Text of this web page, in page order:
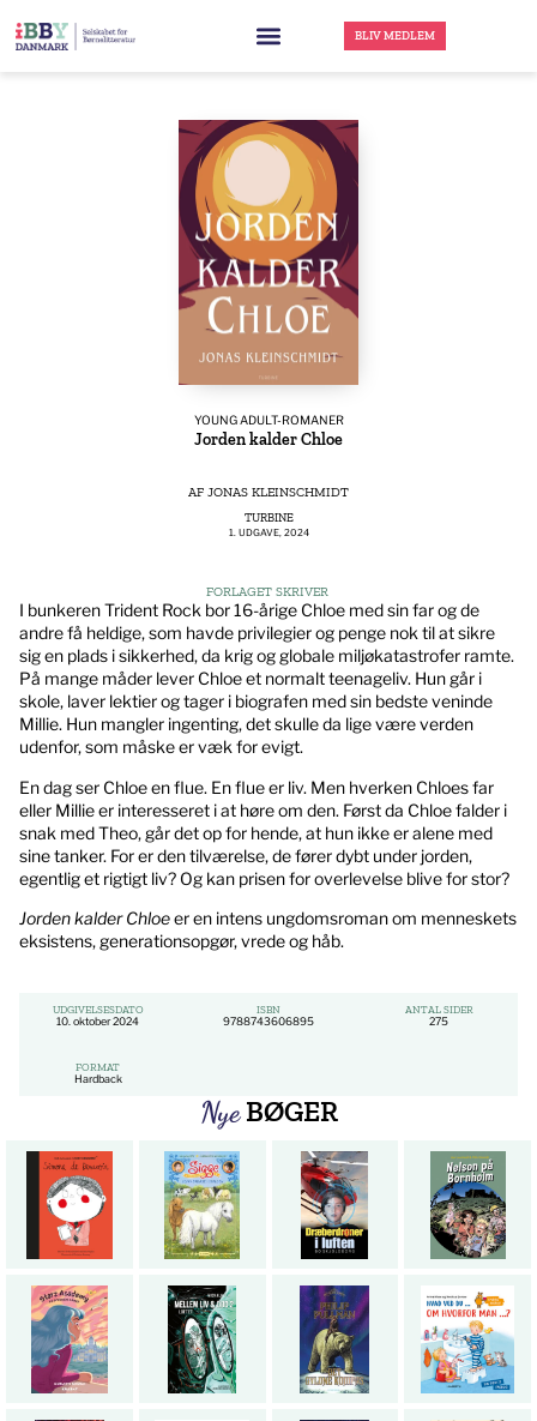
BLIV MEDLEM
YOUNG ADULT-ROMANER
Jorden kalder Chloe
AF JONAS KLEINSCHMIDT
TURBINE
1. UDGAVE, 2024
FORLAGET SKRIVER
I bunkeren Trident Rock bor 16-årige Chloe med sin far og de
andre få heldige, som havde privilegier og penge nok til at sikre
sig en plads i sikkerhed, da krig og globale miljøkatastrofer ramte.
På mange måder lever Chloe et normalt teenageliv. Hun går i
skole, laver lektier og tager i biografen med sin bedste veninde
Millie. Hun mangler ingenting, det skulle da lige være verden
udenfor, som måske er væk for evigt.
En dag ser Chloe en flue. En flue er liv. Men hverken Chloes far
eller Millie er interesseret i at høre om den. Først da Chloe falder i
snak med Theo, går det op for hende, at hun ikke er alene med
sine tanker. For er den tilværelse, de fører dybt under jorden,
egentlig et rigtigt liv? Og kan prisen for overlevelse blive for stor?
Jorden kalder Chloeer en intens ungdomsroman om menneskets
eksistens, generationsopgør, vrede og håb.
UDGIVELSESDATO
10. oktober 2024
ISBN
9788743606895
ANTAL SIDER
275
FORMAT
Hardback
NyeBØGER